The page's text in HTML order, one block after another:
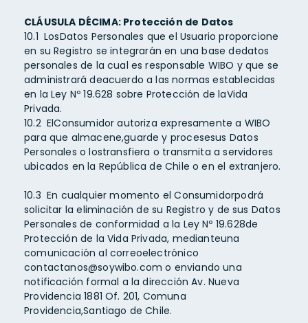
CLÁUSULA DÉCIMA: Protección de Datos
10.1 LosDatos Personales que el Usuario proporcione
en su Registro se integrarán en una base dedatos
personales de la cual es responsable WIBO y que se
administrará deacuerdo a las normas establecidas
en la Ley Nº 19.628 sobre Protección de laVida
Privada.
10.2 ElConsumidor autoriza expresamente a WIBO
para que almacene,guarde y procesesus Datos
Personales o lostransfiera o transmita a servidores
ubicados en la República de Chile o en el extranjero.
10.3 En cualquier momento el Consumidorpodrá
solicitar la eliminación de su Registro y de sus Datos
Personales de conformidad a la Ley Nº 19.628de
Protección de la Vida Privada, medianteuna
comunicación al correoelectrónico
contactanos@soywibo.com o enviando una
notificación formal a la dirección Av. Nueva
Providencia 1881 Of. 201, Comuna
Providencia,Santiago de Chile.